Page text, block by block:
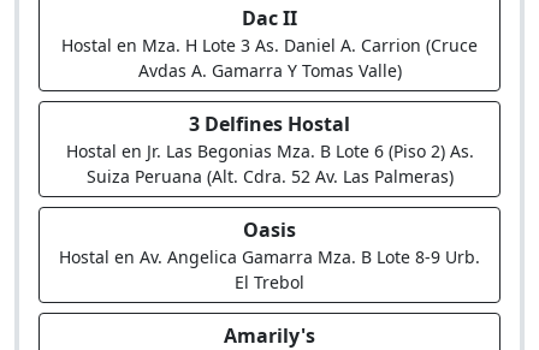
Dac II
Hostal en Mza. H Lote 3 As. Daniel A. Carrion (Cruce
Avdas A. Gamarra Y Tomas Valle)
3 Delfines Hostal
Hostal en Jr. Las Begonias Mza. B Lote 6 (Piso 2) As.
Suiza Peruana (Alt. Cdra. 52 Av. Las Palmeras)
Oasis
Hostal en Av. Angelica Gamarra Mza. B Lote 8-9 Urb.
El Trebol
Amarily's